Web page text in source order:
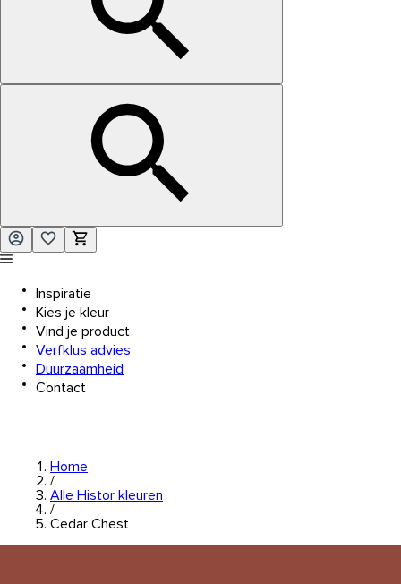
Inspiratie
Kies je kleur
Vind je product
Verfklus advies
Duurzaamheid
Contact
Home
/
Alle Histor kleuren
/
Cedar Chest